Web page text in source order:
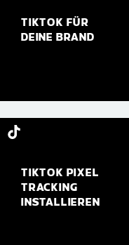
TIKTOK FÜR
DEINE BRAND
TIKTOK PIXEL
TRACKING
INSTALLIEREN